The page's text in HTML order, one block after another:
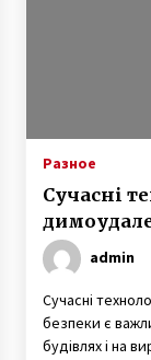
Разное
Сучасні
admin
Сучасні
безпеки є
будівлях і на